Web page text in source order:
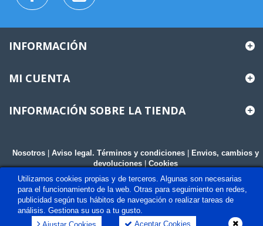
Utilizamos cookies propias y de terceros. Algunas son necesarias
para el funcionamiento de la web. Otras para seguimiento en redes,
publicidad según tus hábitos de navegación o realizar tareas de
análisis. Gestiona su uso a tu gusto.
Aceptar Cookies
INFORMACIÓN
MI CUENTA
INFORMACIÓN SOBRE LA TIENDA
Nosotros Aviso legal. Términos y condiciones
Envios, cambios y
devoluciones |Cookies